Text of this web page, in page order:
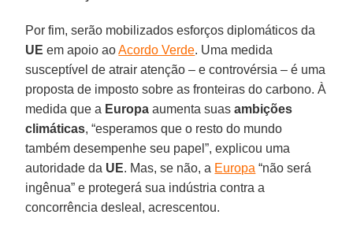
Por fim, serão mobilizados esforços diplomáticos da
UE em apoio aoAcordo Verde. Uma medida
susceptível de atrair atenção – e controvérsia – é uma
proposta de imposto sobre as fronteiras do carbono. À
medida que a Europa aumenta suasambições
climáticas, “esperamos que o resto do mundo
também desempenhe seu papel”, explicou uma
autoridade da UE. Mas, se não, a Europa “não será
ingênua” e protegerá sua indústria contra a
concorrência desleal, acrescentou.